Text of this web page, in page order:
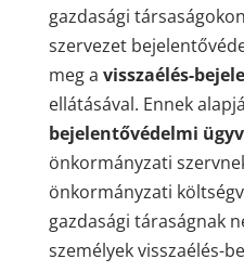
gazdasági
szervezet
meg a visszaélés-
ellátásával. Ennek
bejelentővédelmi
önkormányzati
önkormányzati
gazdasági táraságnak
személyek visszaélés-